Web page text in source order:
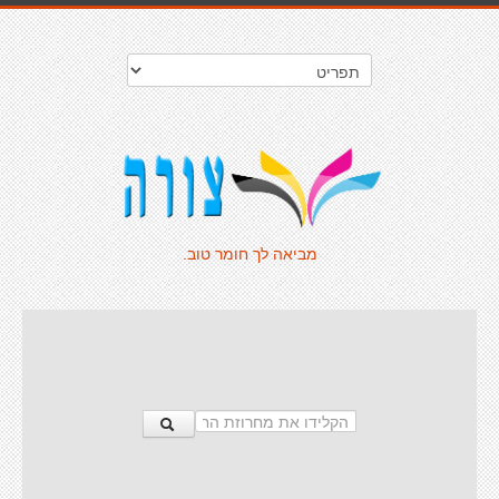
מביאה לך חומר טוב.